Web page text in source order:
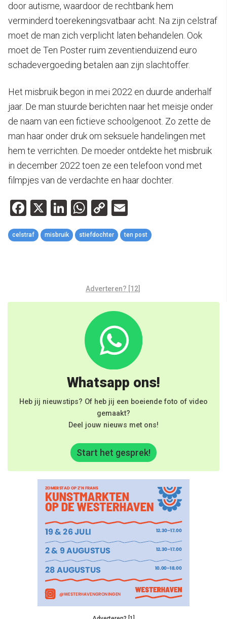
door autisme, waardoor de rechtbank hem
verminderd toerekeningsvatbaar acht. Na zijn celstraf
moet de man zich verplicht laten behandelen. Ook
moet de Ten Poster ruim zeventienduizend euro
schadevergoeding betalen aan zijn slachtoffer.
Het misbruik begon in mei 2022 en duurde anderhalf
jaar. De man stuurde berichten naar het meisje onder
de naam van een fictieve schoolgenoot. Zo zette de
man haar onder druk om seksuele handelingen met
hem te verrichten. De moeder ontdekte het misbruik
in december 2022 toen ze een telefoon vond met
filmpjes van de verdachte en haar dochter.
Facebook
X LinkedIn
WhatsApp
Copy
Link
celstraf misbruik stiefdochter ten post
Adverteren? [12]
Whatsapp ons!
Heb jij nieuwstips? Of heb jij een boeiende foto of video
gemaakt?
Deel jouw nieuws met ons!
Start het gesprek!